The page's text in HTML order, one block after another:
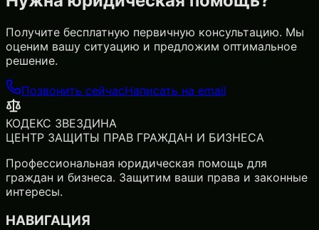
Получите бесплатную первичную консультацию. Мы
оценим вашу ситуацию и предложим оптимальное
решение.
Позвонить сейчасНаписать на email
КОДЕКС ЗВЕЗДИНА
ЦЕНТР ЗАЩИТЫ ПРАВ ГРАЖДАН И БИЗНЕСА
Профессиональная юридическая помощь для
граждан и бизнеса. Защитим ваши права и законные
интересы.
НАВИГАЦИЯ